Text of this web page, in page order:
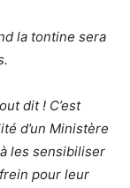
la tontine sera
dit ! C’est
d’un Ministère
les sensibiliser
pour leur